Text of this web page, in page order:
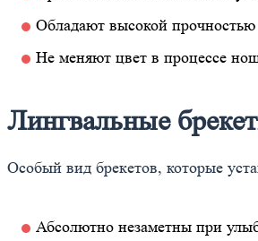
Обладают высокой прочностью
Не меняют цвет в процессе
Лингвальные
Особый вид брекетов, которые
Абсолютно незаметны при